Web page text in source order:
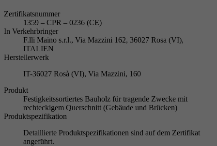
Zertifikatsnummer
1359 – CPR – 0236 (CE)
In Verkehrbringer
F.lli Maino s.r.l., Via Mazzini 162, 36027 Rosa (VI),
ITALIEN
Herstellerwerk
IT-36027 Rosà (VI), Via Mazzini, 160
Produkt
Festigkeitssortiertes Bauholz für tragende Zwecke mit
rechteckigem Querschnitt (Gebäude und Brücken)
Produktspezifikation
Detaillierte Produktspezifikationen sind auf dem Zertifikat
angeführt.